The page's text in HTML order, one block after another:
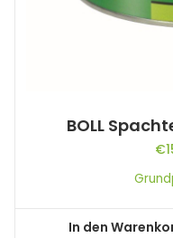
BOLL
€
In den